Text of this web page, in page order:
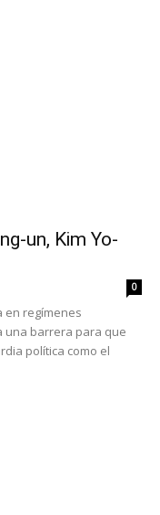
un, Kim Yo-
0
en regímenes
una barrera para que
política como el